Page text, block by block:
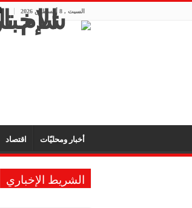
السبت , 8 أغسطس 2026
أخبار ومحليّات اقتصاد
الشريط الإخباري